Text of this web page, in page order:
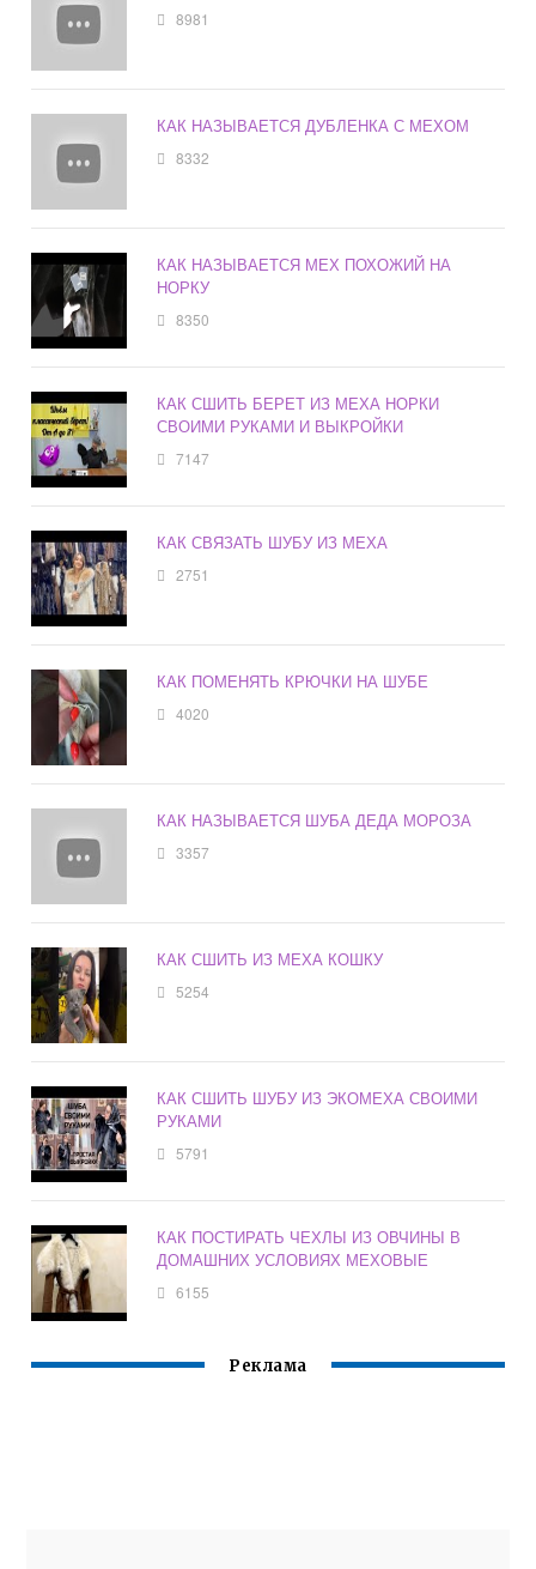
8981
КАК НАЗЫВАЕТСЯ ДУБЛЕНКА С МЕХОМ
8332
КАК НАЗЫВАЕТСЯ МЕХ ПОХОЖИЙ НА
НОРКУ
8350
КАК СШИТЬ БЕРЕТ ИЗ МЕХА НОРКИ
СВОИМИ РУКАМИ И ВЫКРОЙКИ
7147
КАК СВЯЗАТЬ ШУБУ ИЗ МЕХА
2751
КАК ПОМЕНЯТЬ КРЮЧКИ НА ШУБЕ
4020
КАК НАЗЫВАЕТСЯ ШУБА ДЕДА МОРОЗА
3357
КАК СШИТЬ ИЗ МЕХА КОШКУ
5254
КАК СШИТЬ ШУБУ ИЗ ЭКОМЕХА СВОИМИ
РУКАМИ
5791
КАК ПОСТИРАТЬ ЧЕХЛЫ ИЗ ОВЧИНЫ В
ДОМАШНИХ УСЛОВИЯХ МЕХОВЫЕ
6155
Реклама